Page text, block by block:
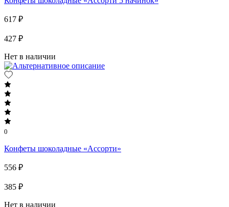
617 ₽
427 ₽
Нет в наличии
0
Конфеты шоколадные «Ассорти»
556 ₽
385 ₽
Нет в наличии